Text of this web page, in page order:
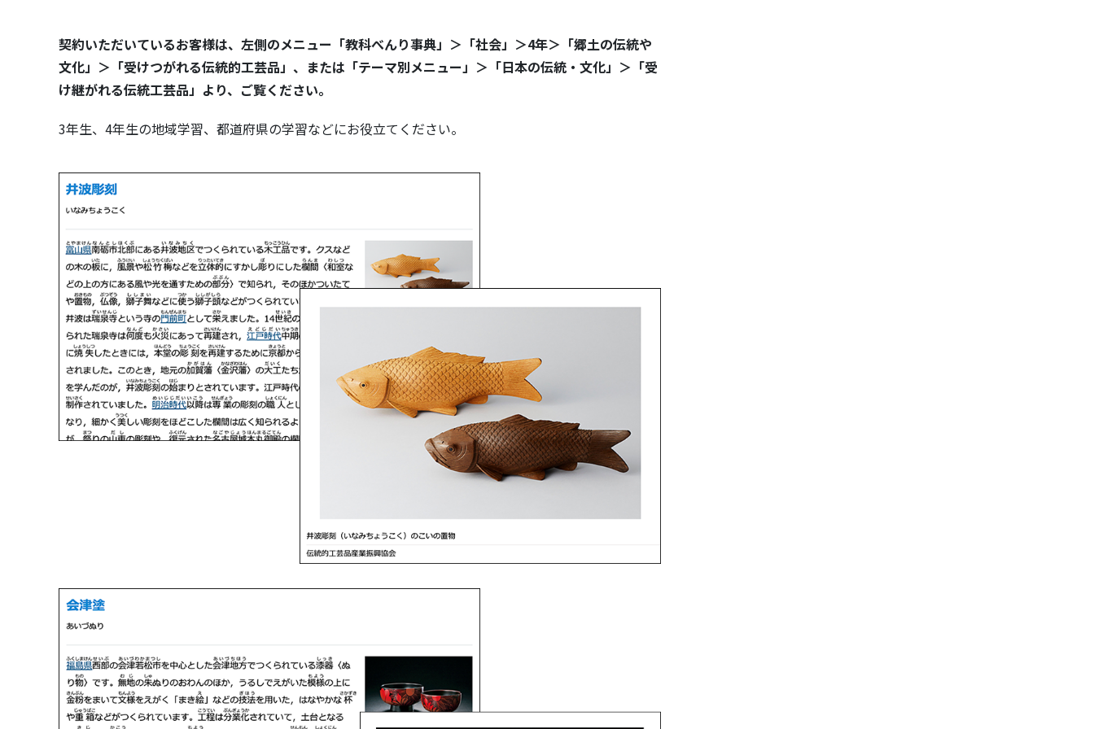
契約いただいているお客様は、左側のメニュー「教科べんり事典」＞「社会」＞4年＞「郷土の伝統や
文化」＞「受けつがれる伝統的工芸品」、または「テーマ別メニュー」＞「日本の伝統・文化」＞「受
け継がれる伝統工芸品」より、ご覧ください。
3年生、4年生の地域学習、都道府県の学習などにお役立てください。